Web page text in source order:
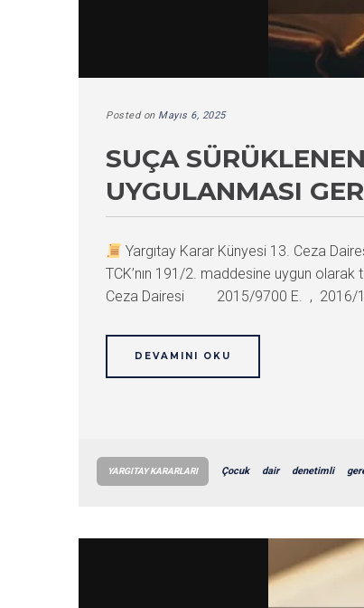
Posted on Mayıs 6, 2025
SUÇA
UYGULANMASI
Yargıtay Karar Künyesi 13. Ceza
TCK’nın 191/2. maddesine uygun
Ceza Dairesi 2015/9700 E. , 2016/
DEVAMINI OKU
YARGITAY KARARLARI Çocuk dair denetimli